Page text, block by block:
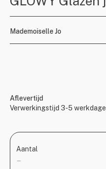
Mademoiselle Jo
Aflevertijd
Verwerkingstijd 3-5
Aantal
—